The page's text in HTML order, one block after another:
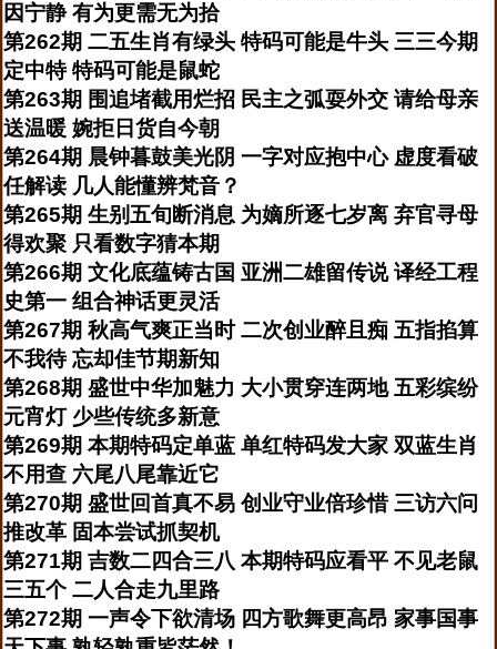
因宁静 有为更需无为拾
第262期 二五生肖有绿头 特码可能是牛头 三三今期
定中特 特码可能是鼠蛇
第263期 围追堵截用烂招 民主之弧耍外交 请给母亲
送温暖 婉拒日货自今朝
第264期 晨钟暮鼓美光阴 一字对应抱中心 虚度看破
任解读 几人能懂辨梵音？
第265期 生别五旬断消息 为嫡所逐七岁离 弃官寻母
得欢聚 只看数字猜本期
第266期 文化底蕴铸古国 亚洲二雄留传说 译经工程
史第一 组合神话更灵活
第267期 秋高气爽正当时 二次创业醉且痴 五指掐算
不我待 忘却佳节期新知
第268期 盛世中华加魅力 大小贯穿连两地 五彩缤纷
元宵灯 少些传统多新意
第269期 本期特码定单蓝 单红特码发大家 双蓝生肖
不用查 六尾八尾靠近它
第270期 盛世回首真不易 创业守业倍珍惜 三访六问
推改革 固本尝试抓契机
第271期 吉数二四合三八 本期特码应看平 不见老鼠
三五个 二人合走九里路
第272期 一声令下欲清场 四方歌舞更高昂 家事国事